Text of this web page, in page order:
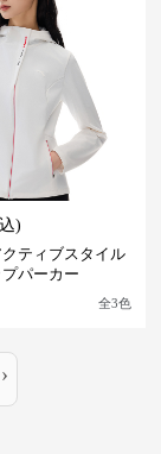
)
ティブスタイル
パーカー
全3色
›